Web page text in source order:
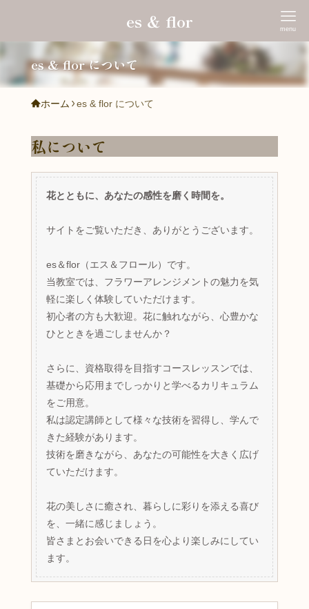
es ＆ flor menu
es & flor について
ホーム es & flor について
私について
花とともに、あなたの感性を磨く時間を。
サイトをご覧いただき、ありがとうございます。
es＆flor（エス＆フロール）です。
当教室では、フラワーアレンジメントの魅力を気
軽に楽しく体験していただけます。
初心者の方も大歓迎。花に触れながら、心豊かな
ひとときを過ごしませんか？
さらに、資格取得を目指すコースレッスンでは、
基礎から応用までしっかりと学べるカリキュラム
をご用意。
私は認定講師として様々な技術を習得し、学んで
きた経験があります。
技術を磨きながら、あなたの可能性を大きく広げ
ていただけます。
花の美しさに癒され、暮らしに彩りを添える喜び
を、一緒に感じましょう。
皆さまとお会いできる日を心より楽しみにしてい
ます。